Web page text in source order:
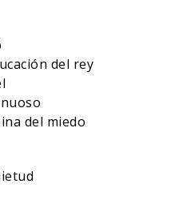
del rey
del miedo